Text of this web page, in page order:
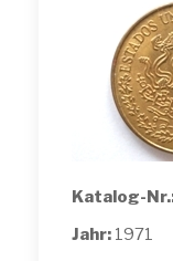
Katalog-
Jahr: 1971